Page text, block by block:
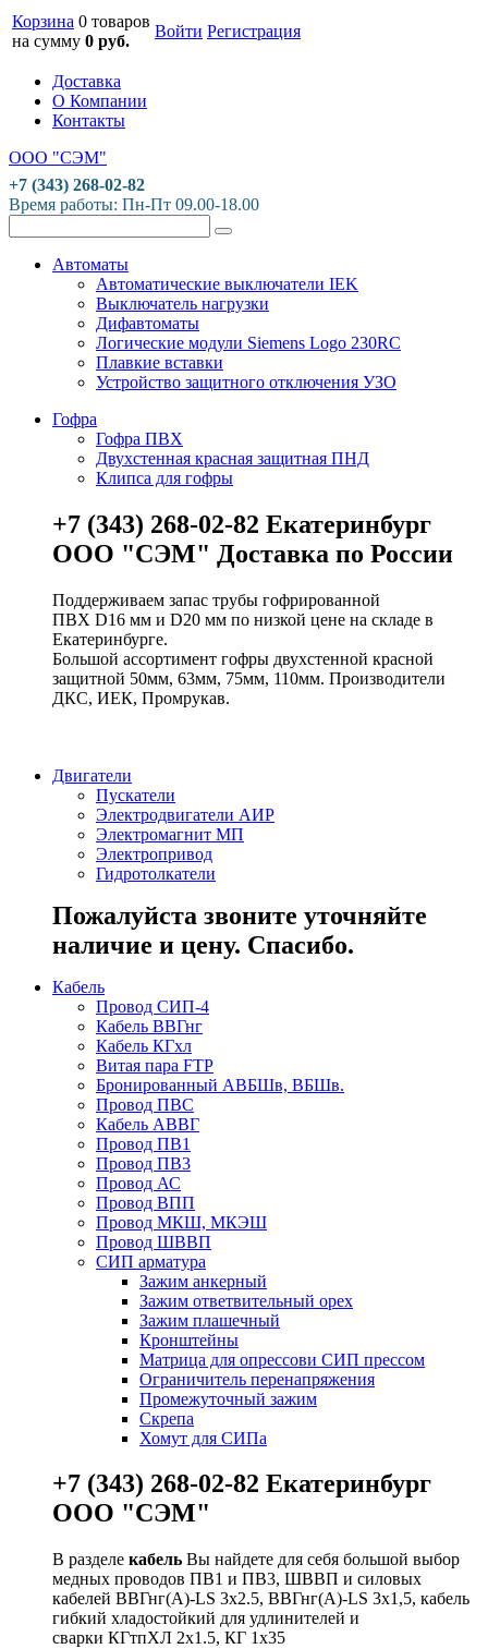
Корзина 0 товаров
на сумму 0 руб.
Войти Регистрация
Доставка
О Компании
Контакты
ООО "СЭМ"
+7 (343) 268-02-82
Время работы: Пн-Пт 09.00-18.00
Автоматы
Автоматические выключатели IEK
Выключатель нагрузки
Дифавтоматы
Логические модули Siemens Logo 230RC
Плавкие вставки
Устройство защитного отключения УЗО
Гофра
Гофра ПВХ
Двухстенная красная защитная ПНД
Клипса для гофры
+7 (343) 268-02-82 Екатеринбург
ООО "СЭМ" Доставка по России
Поддерживаем запас трубы гофрированной
ПВХ D16 мм и D20 мм по низкой цене на складе в
Екатеринбурге.
Большой ассортимент гофры двухстенной красной
защитной 50мм, 63мм, 75мм, 110мм. Производители
ДКС, ИЕК, Промрукав.
Двигатели
Пускатели
Электродвигатели АИР
Электромагнит МП
Электропривод
Гидротолкатели
Пожалуйста звоните уточняйте
наличие и цену. Спасибо.
Кабель
Провод СИП-4
Кабель ВВГнг
Кабель КГхл
Витая пара FTP
Бронированный АВБШв, ВБШв.
Провод ПВС
Кабель АВВГ
Провод ПВ1
Провод ПВ3
Провод АС
Провод ВПП
Провод МКШ, МКЭШ
Провод ШВВП
СИП арматура
Зажим анкерный
Зажим ответвительный орех
Зажим плашечный
Кронштейны
Матрица для опрессови СИП прессом
Ограничитель перенапряжения
Промежуточный зажим
Скрепа
Хомут для СИПа
+7 (343) 268-02-82 Екатеринбург
ООО "СЭМ"
В разделе кабель Вы найдете для себя большой выбор
медных проводов ПВ1 и ПВ3, ШВВП и силовых
кабелей ВВГнг(A)-LS 3х2.5, ВВГнг(A)-LS 3х1,5, кабель
гибкий хладостойкий для удлинителей и
сварки КГтпХЛ 2х1.5, КГ 1х35